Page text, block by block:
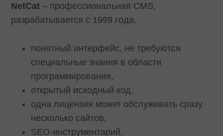
NetCat – профессиональная CMS,
разрабатывается с 1999 года.
понятный интерфейс, не требуются
специальные знания в области
программирования,
открытый исходный код,
одна лицензия может обслуживать сразу
несколько сайтов,
SEO-инструментарий,